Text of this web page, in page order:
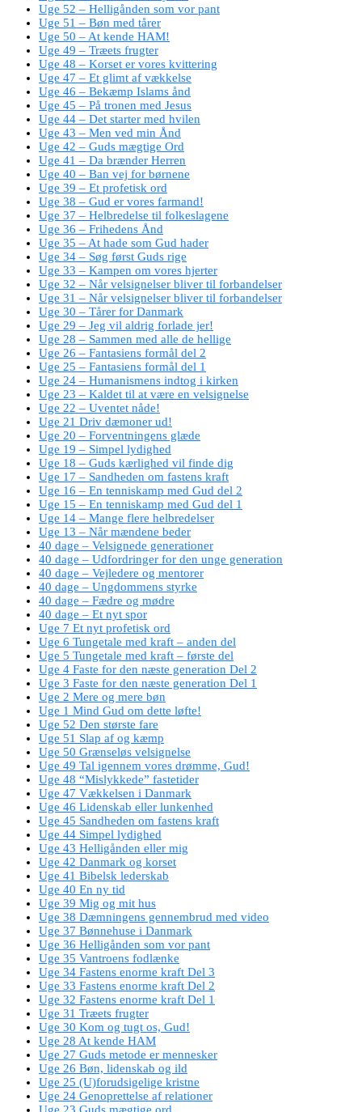
Uge 52 – Helligånden som vor pant
Uge 51 – Bøn med tårer
Uge 50 – At kende HAM!
Uge 49 – Træets frugter
Uge 48 – Korset er vores kvittering
Uge 47 – Et glimt af vækkelse
Uge 46 – Bekæmp Islams ånd
Uge 45 – På tronen med Jesus
Uge 44 – Det starter med hvilen
Uge 43 – Men ved min Ånd
Uge 42 – Guds mægtige Ord
Uge 41 – Da brænder Herren
Uge 40 – Ban vej for børnene
Uge 39 – Et profetisk ord
Uge 38 – Gud er vores farmand!
Uge 37 – Helbredelse til folkeslagene
Uge 36 – Frihedens Ånd
Uge 35 – At hade som Gud hader
Uge 34 – Søg først Guds rige
Uge 33 – Kampen om vores hjerter
Uge 32 – Når velsignelser bliver til forbandelser
Uge 31 – Når velsignelser bliver til forbandelser
Uge 30 – Tårer for Danmark
Uge 29 – Jeg vil aldrig forlade jer!
Uge 28 – Sammen med alle de hellige
Uge 26 – Fantasiens formål del 2
Uge 25 – Fantasiens formål del 1
Uge 24 – Humanismens indtog i kirken
Uge 23 – Kaldet til at være en velsignelse
Uge 22 – Uventet nåde!
Uge 21 Driv dæmoner ud!
Uge 20 – Forventningens glæde
Uge 19 – Simpel lydighed
Uge 18 – Guds kærlighed vil finde dig
Uge 17 – Sandheden om fastens kraft
Uge 16 – En tenniskamp med Gud del 2
Uge 15 – En tenniskamp med Gud del 1
Uge 14 – Mange flere helbredelser
Uge 13 – Når mændene beder
40 dage – Velsignede generationer
40 dage – Udfordringer for den unge generation
40 dage – Vejledere og mentorer
40 dage – Ungdommens styrke
40 dage – Fædre og mødre
40 dage – Et nyt spor
Uge 7 Et nyt profetisk ord
Uge 6 Tungetale med kraft – anden del
Uge 5 Tungetale med kraft – første del
Uge 4 Faste for den næste generation Del 2
Uge 3 Faste for den næste generation Del 1
Uge 2 Mere og mere bøn
Uge 1 Mind Gud om dette løfte!
Uge 52 Den største fare
Uge 51 Slap af og kæmp
Uge 50 Grænseløs velsignelse
Uge 49 Tal igennem vores drømme, Gud!
Uge 48 “Mislykkede” fastetider
Uge 47 Vækkelsen i Danmark
Uge 46 Lidenskab eller lunkenhed
Uge 45 Sandheden om fastens kraft
Uge 44 Simpel lydighed
Uge 43 Helligånden eller mig
Uge 42 Danmark og korset
Uge 41 Bibelsk lederskab
Uge 40 En ny tid
Uge 39 Mig og mit hus
Uge 38 Dæmningens gennembrud med video
Uge 37 Bønnehuse i Danmark
Uge 36 Helligånden som vor pant
Uge 35 Vantroens fodlænke
Uge 34 Fastens enorme kraft Del 3
Uge 33 Fastens enorme kraft Del 2
Uge 32 Fastens enorme kraft Del 1
Uge 31 Træets frugter
Uge 30 Kom og tugt os, Gud!
Uge 28 At kende HAM
Uge 27 Guds metode er mennesker
Uge 26 Bøn, lidenskab og ild
Uge 25 (U)forudsigelige kristne
Uge 24 Genoprettelse af relationer
Uge 23 Guds mægtige ord